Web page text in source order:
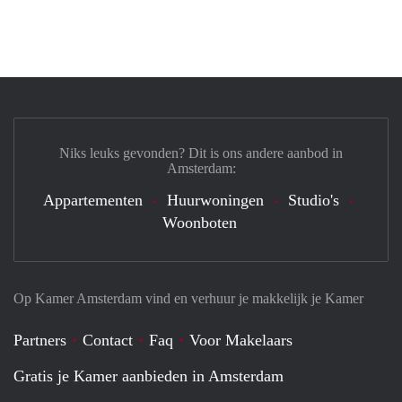
Op Kamer Amsterdam vind en verhuur je makkelijk je Kamer
Partners Contact Faq
Voor Makelaars
Gratis je Kamer aanbieden in Amsterdam
Niks leuks gevonden? Dit is ons andere aanbod in
Amsterdam:
Appartementen Huurwoningen
Studio's
Woonboten